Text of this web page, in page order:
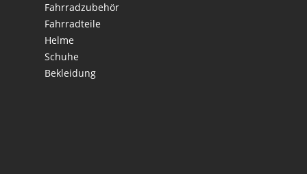
Fahrradzubehör
Fahrradteile
Helme
Schuhe
Bekleidung